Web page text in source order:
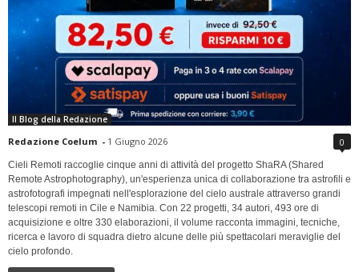
Il Blog della Redazione
Redazione Coelum - 1 Giugno 2026 0
Cieli Remoti raccoglie cinque anni di attività del progetto ShaRA (Shared
Remote Astrophotography), un'esperienza unica di collaborazione tra astrofili e
astrofotografi impegnati nell'esplorazione del cielo australe attraverso grandi
telescopi remoti in Cile e Namibia. Con 22 progetti, 34 autori, 493 ore di
acquisizione e oltre 330 elaborazioni, il volume racconta immagini, tecniche,
ricerca e lavoro di squadra dietro alcune delle più spettacolari meraviglie del
cielo profondo.